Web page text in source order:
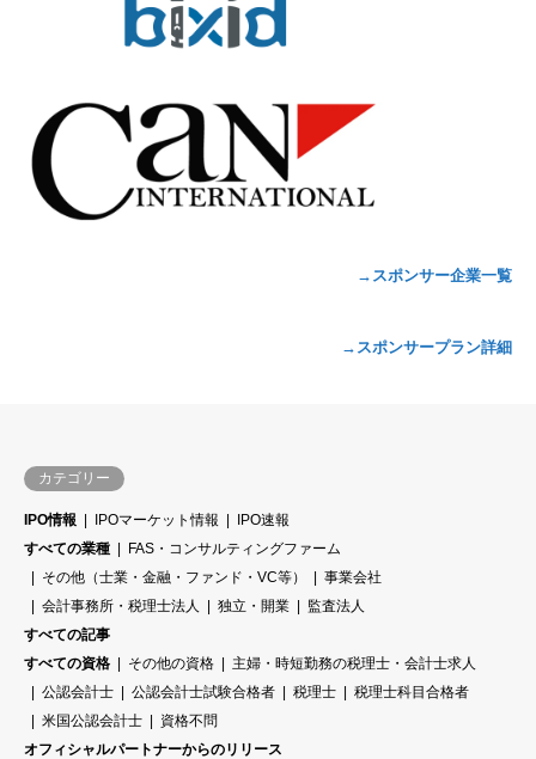
→スポンサー企業一覧
→スポンサープラン詳細
カテゴリー
IPO情報 IPOマーケット情報
IPO速報
すべての業種
FAS・コンサルティングファーム
その他（士業・金融・ファンド・VC等）
事業会社
会計事務所・税理士法人
独立・開業
監査法人
すべての記事
すべての資格
その他の資格
主婦・時短勤務の税理士・会計士求人
公認会計士
公認会計士試験合格者 税理士
税理士科目合格者
米国公認会計士
資格不問
オフィシャルパートナーからのリリース